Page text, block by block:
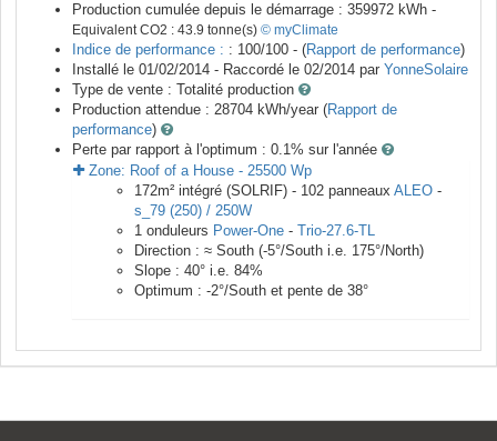
Production cumulée depuis le démarrage : 359972 kWh -
Equivalent CO2 : 43.9 tonne(s) © myClimate
Indice de performance : : 100/100 - (Rapport de performance)
Installé le 01/02/2014 - Raccordé le 02/2014 par YonneSolaire
Type de vente : Totalité production
Production attendue : 28704 kWh/year (Rapport de
performance)
Perte par rapport à l'optimum : 0.1% sur l'année
Zone: Roof of a House - 25500 Wp
172m² intégré (SOLRIF) - 102 panneaux ALEO -
s_79 (250) / 250W
1 onduleurs Power-One - Trio-27.6-TL
Direction : ≈ South (-5°/South i.e. 175°/North)
Slope : 40° i.e. 84%
Optimum : -2°/South et pente de 38°